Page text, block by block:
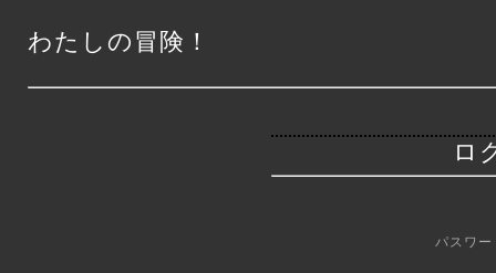
わたしの冒険！
ロ
パスワー